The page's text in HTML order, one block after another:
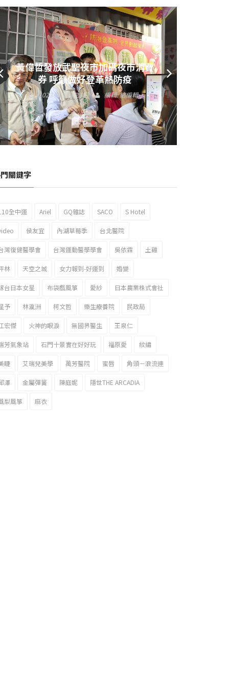
黃偉哲發放武聖夜市加碼夜市消費
券 呼籲做好登革熱防疫
2023 年 9 月 23 日 編輯:總編輯
關鍵字
全中運 Ariel GQ雜誌 SACO S Hotel
侯友宜 內湖草莓季 台北醫院
灣復健醫學會 台灣運動醫學學會 吳依霖 土雞
林 天空之城 女力報到-好運到 婚變
台日本女星 布袋戲風箏 愛紗 日本農業株式會社
予 林瀛洲 柯文哲 樂生療養院 民政局
宏傑 火神的眼淚 無國界醫生 王泉仁
芳氣象站 石門十景實在好好玩 福原愛 紋繡
睫 艾瑞兒美學 萬芳醫院 蜜唇 角頭－浪流連
澤 金屬彈簧 陳庭妮 隱世THE ARCADIA
梨風箏 麻衣